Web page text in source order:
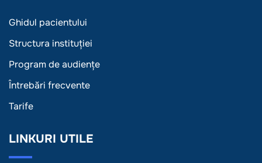
Ghidul pacientului
Structura instituției
Program de audiențe
Întrebări frecvente
Tarife
LINKURI UTILE